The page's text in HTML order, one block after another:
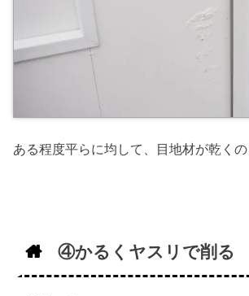
ある程度平らに均して、目地材が乾くの
④かるくヤスリで削る